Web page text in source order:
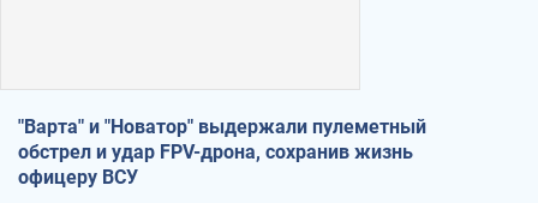
"Варта" и "Новатор" выдержали пулеметный
обстрел и удар FPV-дрона, сохранив жизнь
офицеру ВСУ